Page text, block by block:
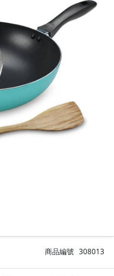
商品編號 308013